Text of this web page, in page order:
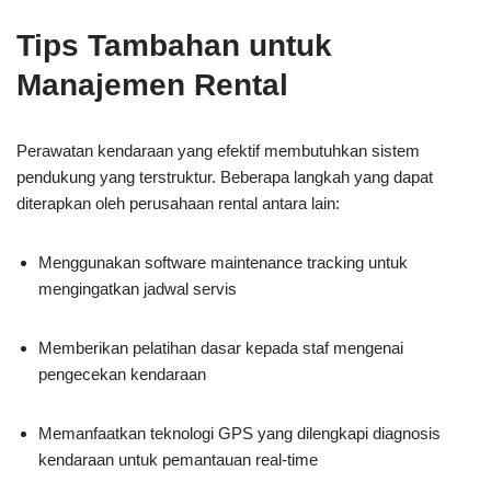
Tips Tambahan untuk
Manajemen Rental
Perawatan kendaraan yang efektif membutuhkan sistem
pendukung yang terstruktur. Beberapa langkah yang dapat
diterapkan oleh perusahaan rental antara lain:
Menggunakan software maintenance tracking untuk
mengingatkan jadwal servis
Memberikan pelatihan dasar kepada staf mengenai
pengecekan kendaraan
Memanfaatkan teknologi GPS yang dilengkapi diagnosis
kendaraan untuk pemantauan real-time